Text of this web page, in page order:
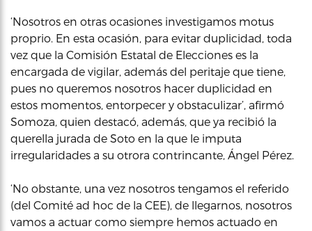
‘Nosotros en otras ocasiones investigamos motus
proprio. En esta ocasión, para evitar duplicidad, toda
vez que la Comisión Estatal de Elecciones es la
encargada de vigilar, además del peritaje que tiene,
pues no queremos nosotros hacer duplicidad en
estos momentos, entorpecer y obstaculizar’, afirmó
Somoza, quien destacó, además, que ya recibió la
querella jurada de Soto en la que le imputa
irregularidades a su otrora contrincante, Ángel Pérez.
‘No obstante, una vez nosotros tengamos el referido
(del Comité ad hoc de la CEE), de llegarnos, nosotros
vamos a actuar como siempre hemos actuado en